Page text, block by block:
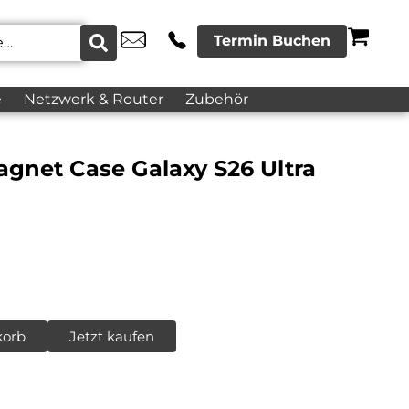
Termin Buchen
Netzwerk & Router Zubehör
Case Galaxy S26 Ultra
Jetzt kaufen